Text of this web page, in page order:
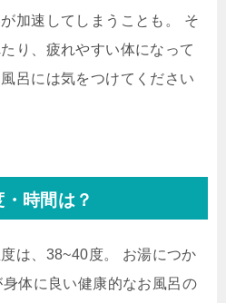
加速してしまうことも。 そ
り、疲れやすい体になって
呂には気をつけてください
時間は？
は、38~40度。 お湯につか
体に良い健康的なお風呂の